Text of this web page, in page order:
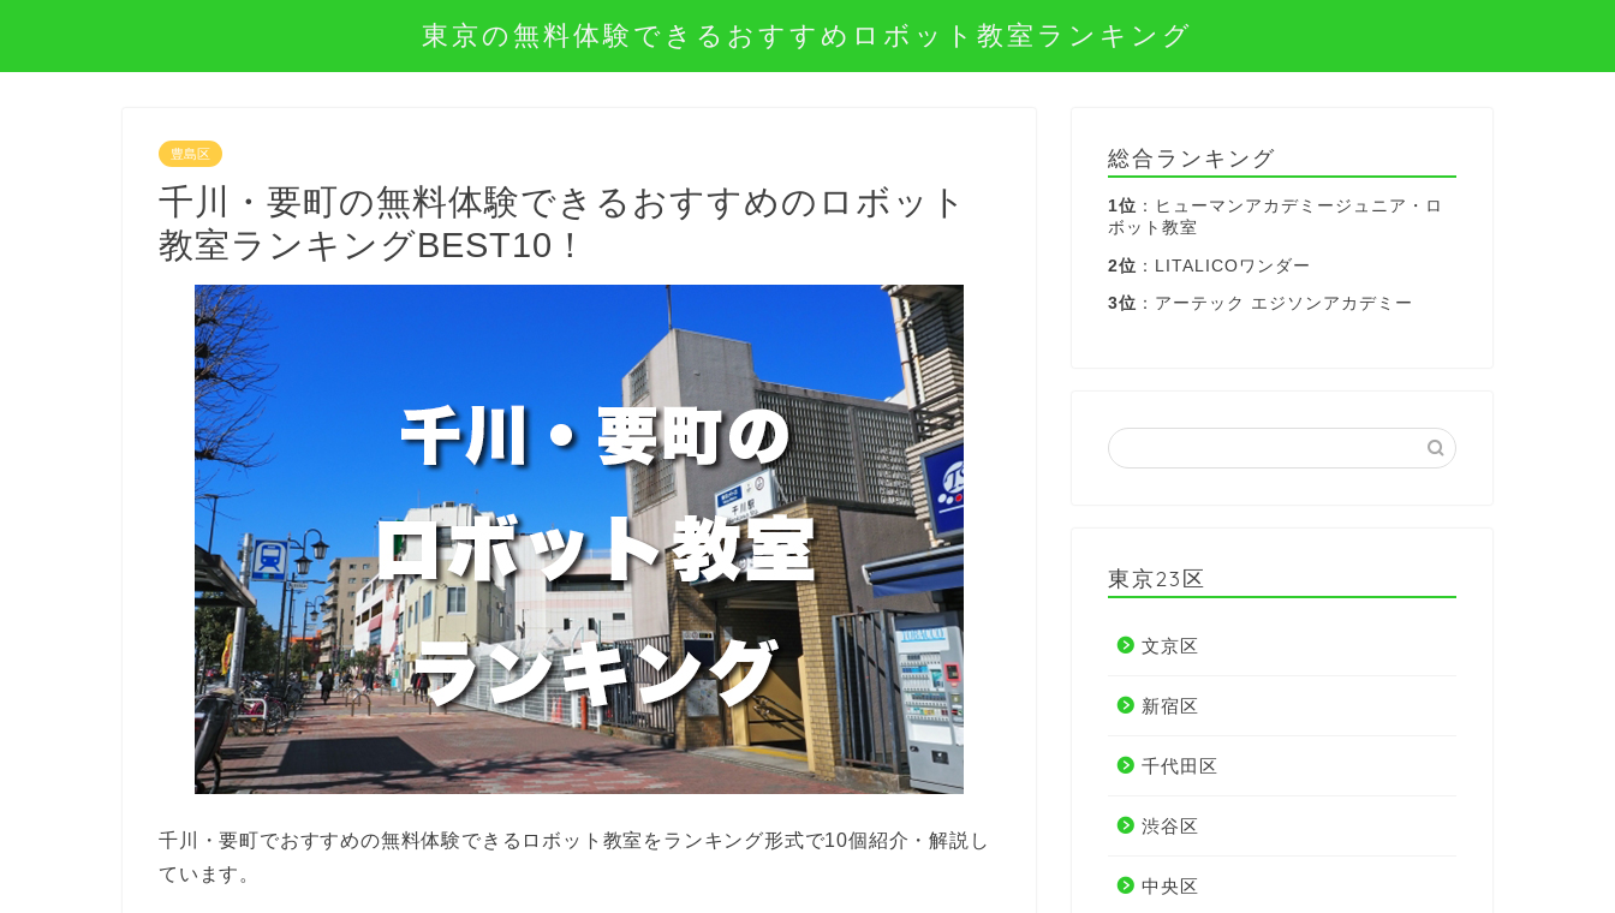
東京の無料体験できるおすすめロボット教室ランキング
豊島区
千川・要町の無料体験できるおすすめのロボット
教室ランキングBEST10！
千川・要町でおすすめの無料体験できるロボット教室をランキング形式で10個紹介・解説し
ています。
総合ランキング
1位 ：ヒューマンアカデミージュニア・ロ
ボット教室
2位 ：LITALICOワンダー
3位 ：アーテック エジソンアカデミー
東京23区
文京区
新宿区
千代田区
渋谷区
中央区